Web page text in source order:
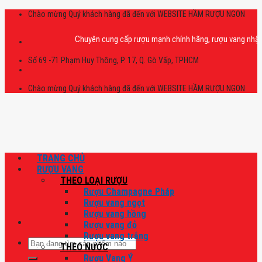
Skip
Chào mừng Quý khách hàng đã đến với WEBSITE HẦM RƯỢU NGON
Chuyên cung cấp rượu mạnh chính hãng, rượu vang nhập
Số 69 -71 Phạm Huy Thông, P. 17, Q. Gò Vấp, TPHCM
Chào mừng Quý khách hàng đã đến với WEBSITE HẦM RƯỢU NGON
Tìm
kiếm:
TRANG CHỦ
RƯỢU VANG
THEO LOẠI RƯỢU
Rượu Champagne Pháp
Rượu vang ngọt
Rượu vang hồng
Rượu vang đỏ
Rượu vang trắng
THEO NƯỚC
Rượu Vang Ý